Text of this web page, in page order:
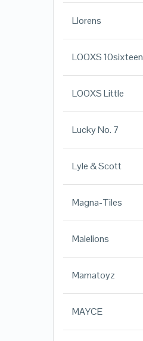
Llorens
LOOXS 10sixteen
LOOXS Little
Lucky No. 7
Lyle & Scott
Magna-Tiles
Malelions
Mamatoyz
MAYCE